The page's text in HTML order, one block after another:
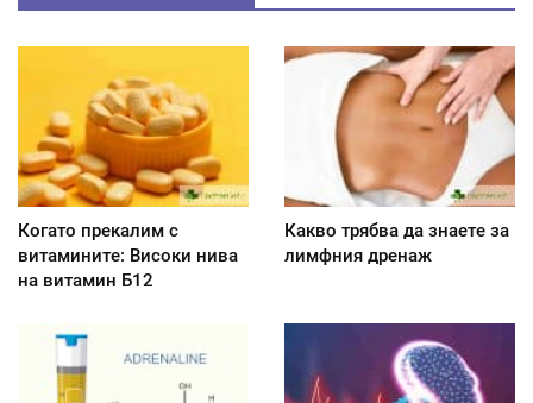
Когато прекалим с
витамините: Високи нива
на витамин Б12
Какво трябва да знаете за
лимфния дренаж